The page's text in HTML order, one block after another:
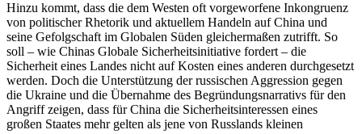
Hinzu kommt, dass die dem Westen oft vorgeworfene Inkongruenz
von politischer Rhetorik und aktuellem Handeln auf China und
seine Gefolgschaft im Globalen Süden gleichermaßen zutrifft. So
soll – wie Chinas Globale Sicherheitsinitiative fordert – die
Sicherheit eines Landes nicht auf Kosten eines anderen durchgesetzt
werden. Doch die Unterstützung der russischen Aggression gegen
die Ukraine und die Übernahme des Begründungsnarrativs für den
Angriff zeigen, dass für China die Sicherheitsinteressen eines
großen Staates mehr gelten als jene von Russlands kleinen